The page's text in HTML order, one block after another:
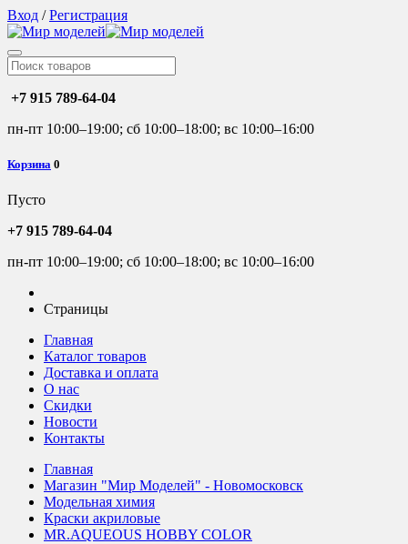
Вход /Регистрация
+7 915 789-64-04
пн-пт 10:00–19:00; сб 10:00–18:00; вс 10:00–16:00
Корзина 0
Пусто
+7 915 789-64-04
пн-пт 10:00–19:00; сб 10:00–18:00; вс 10:00–16:00
Страницы
Главная
Каталог товаров
Доставка и оплата
О нас
Скидки
Новости
Контакты
Главная
Магазин "Мир Моделей" - Новомосковск
Модельная химия
Краски акриловые
MR.AQUEOUS HOBBY COLOR